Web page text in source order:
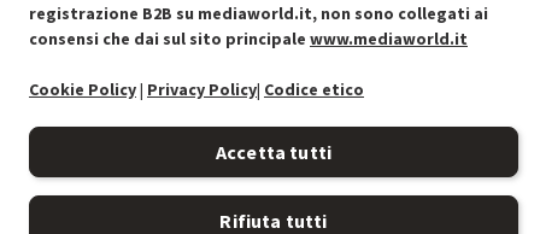
Preferenze cookie
Informativa privacy
registrazione B2B su mediaworld.it, non sono collegati ai
consensi che dai sul sito principale www.mediaworld.it
Cookie Policy| Privacy Policy| Codice etico
Accetta tutti
Rifiuta tutti